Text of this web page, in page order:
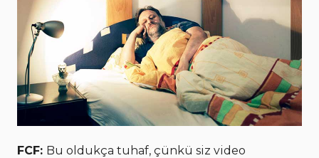
FCF: Bu oldukça tuhaf, çünkü siz video